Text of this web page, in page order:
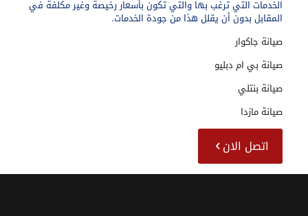
الخدمات التي ترغب بها والتي تكون بأسعار رخيصة وغير مكلفة في
المقابل بدون أن يقلل هذا من جودة الخدمات.
صيانة جاكوار
صيانة بي ام دبليو
صيانة بنتلي
صيانة مازدا
اتصل الان